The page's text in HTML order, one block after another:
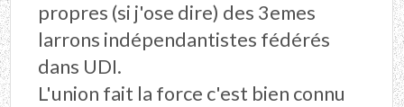
propres (si j'ose dire) des 3emes
larrons indépendantistes fédérés
dans UDI.
L'union fait la force c'est bien connu